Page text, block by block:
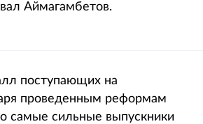
Аймагамбетов.
поступающих на
проведенным реформам
самые сильные выпускники